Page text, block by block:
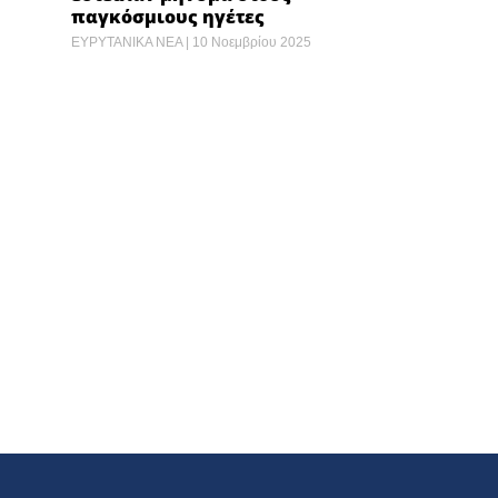
παγκόσμιους ηγέτες
ΕΥΡΥΤΑΝΙΚΑ ΝΕΑ 10 Νοεμβρίου 2025